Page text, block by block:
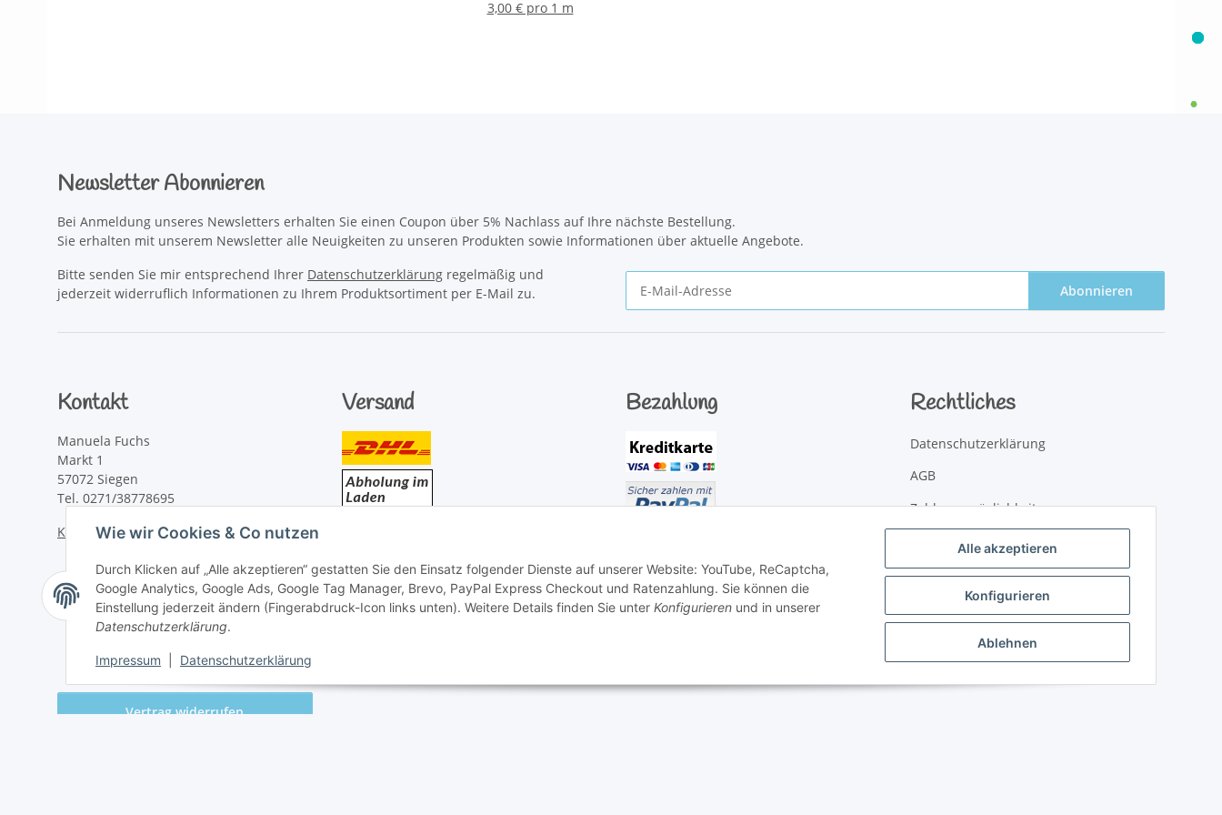
Alle akzeptieren
Konfigurieren
Ablehnen
Wie wir Cookies & Co nutzen
Durch Klicken auf „Alle akzeptieren“ gestatten Sie den Einsatz folgender Dienste auf unserer Website: YouTube, ReCaptcha,
Google Analytics, Google Ads, Google Tag Manager, Brevo, PayPal Express Checkout und Ratenzahlung. Sie können die
Einstellung jederzeit ändern (Fingerabdruck-Icon links unten). Weitere Details finden Sie unter Konfigurieren und in unserer
Datenschutzerklärung.
Impressum Datenschutzerklärung
3,00 € pro 1 m
Newsletter Abonnieren
Bei Anmeldung unseres Newsletters erhalten Sie einen Coupon über 5% Nachlass auf Ihre nächste Bestellung.
Sie erhalten mit unserem Newsletter alle Neuigkeiten zu unseren Produkten sowie Informationen über aktuelle Angebote.
Bitte senden Sie mir entsprechend Ihrer Datenschutzerklärung regelmäßig und
jederzeit widerruflich Informationen zu Ihrem Produktsortiment per E-Mail zu.
Abonnieren
Kontakt
Manuela Fuchs
Markt 1
57072 Siegen
Tel. 0271/38778695
Kontaktformular
Versand Bezahlung Rechtliches
Datenschutzerklärung
AGB
Zahlungsmöglichkeiten
Versandinformationen
Newsletter
Impressum
Widerrufsbelehrung
Vertrag widerrufen